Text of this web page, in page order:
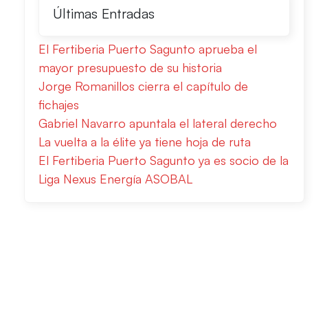
Últimas Entradas
El Fertiberia Puerto Sagunto aprueba el
mayor presupuesto de su historia
Jorge Romanillos cierra el capítulo de
fichajes
Gabriel Navarro apuntala el lateral derecho
La vuelta a la élite ya tiene hoja de ruta
El Fertiberia Puerto Sagunto ya es socio de la
Liga Nexus Energía ASOBAL